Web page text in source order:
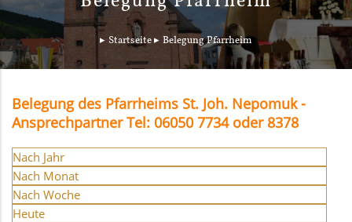
Startseite Belegung Pfarrheim
Belegung des Pfarrheims St. Joh. Nepomuk -
Ansprechpartner Tel: 06050 7734 oder 8378
Nach Jahr
Nach Monat
Nach Woche
Heute